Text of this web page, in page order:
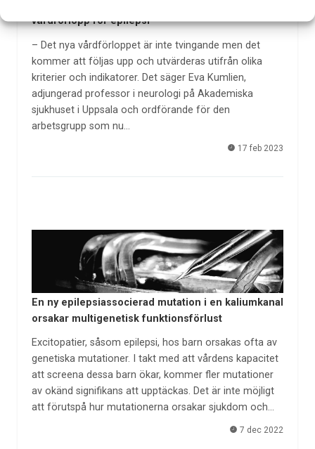
vårdförlopp för epilepsi
– Det nya vårdförloppet är inte tvingande men det
kommer att följas upp och utvärderas utifrån olika
kriterier och indikatorer. Det säger Eva Kumlien,
adjungerad professor i neurologi på Akademiska
sjukhuset i Uppsala och ordförande för den
arbetsgrupp som nu…
17 feb 2023
En ny epilepsiassocierad mutation i en kaliumkanal
orsakar multigenetisk funktionsförlust
Excitopatier, såsom epilepsi, hos barn orsakas ofta av
genetiska mutationer. I takt med att vårdens kapacitet
att screena dessa barn ökar, kommer fler mutationer
av okänd signifikans att upptäckas. Det är inte möjligt
att förutspå hur mutationerna orsakar sjukdom och…
7 dec 2022